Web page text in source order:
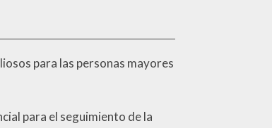
para las personas mayores
para el seguimiento de la